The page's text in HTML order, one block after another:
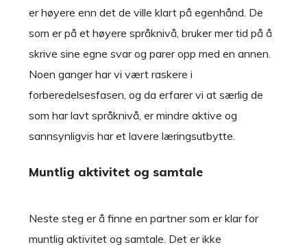
er høyere enn det de ville klart på egenhånd. De
som er på et høyere språknivå, bruker mer tid på å
skrive sine egne svar og parer opp med en annen.
Noen ganger har vi vært raskere i
forberedelsesfasen, og da erfarer vi at særlig de
som har lavt språknivå, er mindre aktive og
sannsynligvis har et lavere læringsutbytte.
Muntlig aktivitet og samtale
Neste steg er å finne en partner som er klar for
muntlig aktivitet og samtale. Det er ikke